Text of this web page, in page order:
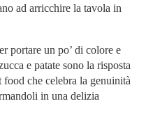
ad arricchire la tavola in
portare un po’ di colore e
e patate sono la risposta
che celebra la genuinità
in una delizia